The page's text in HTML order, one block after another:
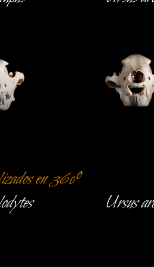
en 360º
Ursus